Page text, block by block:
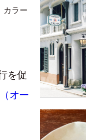
カラー
を促
オー